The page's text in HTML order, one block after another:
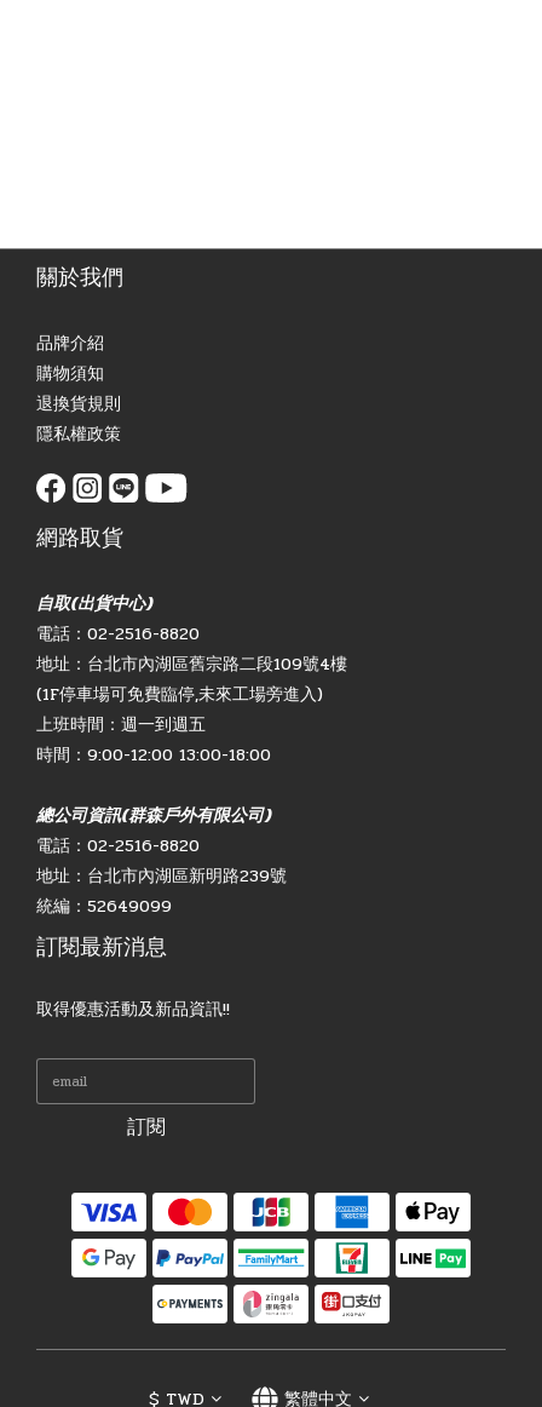
關於我們
品牌介紹
購物須知
退換貨規則
隱私權政策
網路取貨
自取(出貨中心)
電話：02-2516-8820
地址：台北市內湖區舊宗路二段109號4樓
(1F停車場可免費臨停,未來工場旁進入)
上班時間：週一到週五
時間：9:00-12:00 13:00-18:00
總公司資訊(群森戶外有限公司)
電話：02-2516-8820
地址：台北市內湖區新明路239號
統編：52649099
訂閱最新消息
取得優惠活動及新品資訊!!
訂閱
$ TWD 繁體中文